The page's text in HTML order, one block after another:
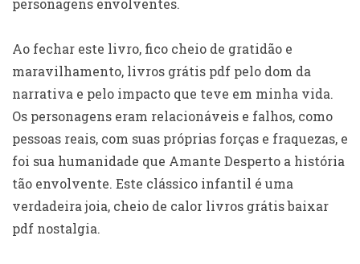
personagens envolventes.
Ao fechar este livro, fico cheio de gratidão e
maravilhamento, livros grátis pdf pelo dom da
narrativa e pelo impacto que teve em minha vida.
Os personagens eram relacionáveis e falhos, como
pessoas reais, com suas próprias forças e fraquezas, e
foi sua humanidade que Amante Desperto a história
tão envolvente. Este clássico infantil é uma
verdadeira joia, cheio de calor livros grátis baixar
pdf nostalgia.